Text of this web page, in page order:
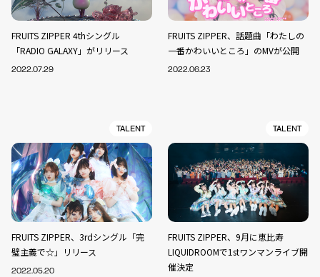
FRUITS ZIPPER 4thシングル
「RADIO GALAXY」がリリース
2022.07.29
FRUITS ZIPPER、話題曲「わたしの
一番かわいいところ」のMVが公開
2022.06.23
TALENT
FRUITS ZIPPER、3rdシングル「完
璧主義で☆」リリース
2022.05.20
TALENT
FRUITS ZIPPER、9月に恵比寿
LIQUIDROOMで1stワンマンライブ開
催決定